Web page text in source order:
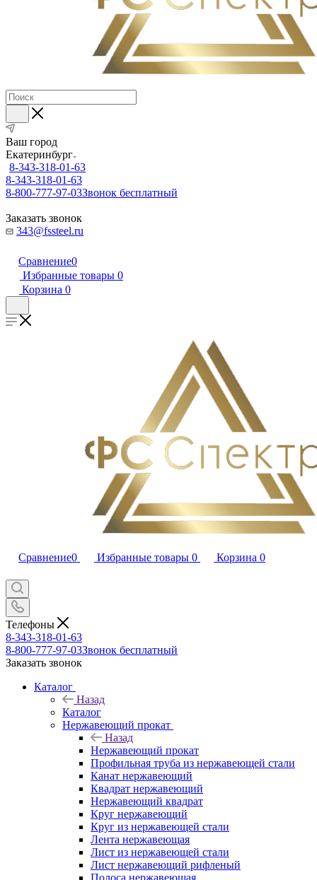
Ваш город
Екатеринбург
8-343-318-01-63
8-343-318-01-63
8-800-777-97-03Звонок бесплатный
Заказать звонок
343@fssteel.ru
Сравнение0
Избранные товары 0
Корзина 0
Сравнение0 Избранные товары 0 Корзина 0
Телефоны
8-343-318-01-63
8-800-777-97-03Звонок бесплатный
Заказать звонок
Каталог
Назад
Каталог
Нержавеющий прокат
Назад
Нержавеющий прокат
Профильная труба из нержавеющей стали
Канат нержавеющий
Квадрат нержавеющий
Нержавеющий квадрат
Круг нержавеющий
Круг из нержавеющей стали
Лента нержавеющая
Лист из нержавеющей стали
Лист нержавеющий рифленый
Полоса нержавеющая